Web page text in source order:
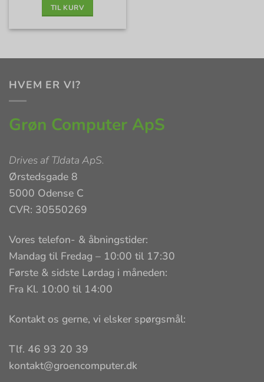
TIL KURV
HVEM ER VI?
Grøn Computer ApS
Drives afTJdata ApS.
Ørstedsgade 8
5000 Odense C
CVR: 30550269
Vores telefon- & åbningstider:
Mandag til Fredag – 10:00 til 17:30
Første & sidste Lørdag i måneden:
Fra Kl. 10:00 til 14:00
Kontakt os gerne, vi elsker spørgsmål:
Tlf. 46 93 20 39
kontakt@groencomputer.dk